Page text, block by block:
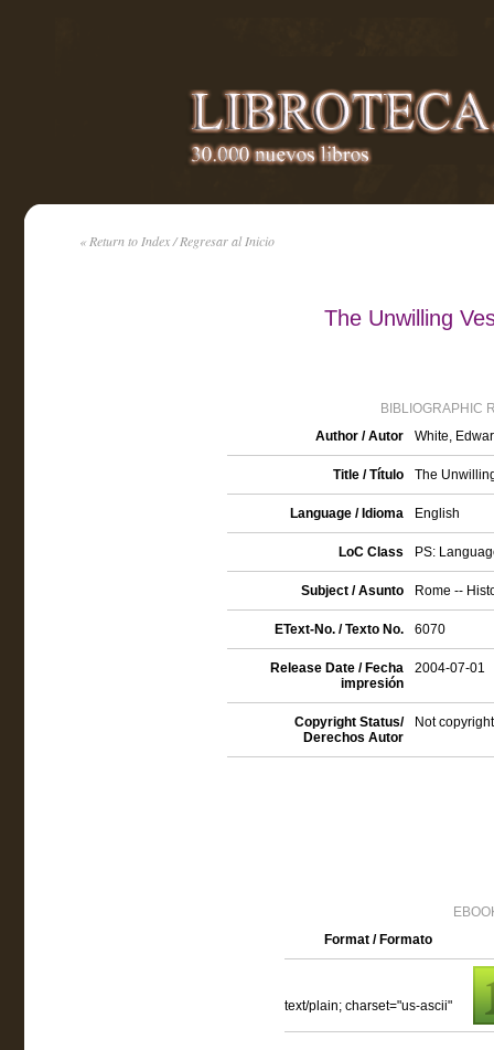
« Return to Index / Regresar al Inicio
The Unwilling
BIBLIOGRAPHIC
Author / Autor
White,
Title / Título The
Language / Idioma English
LoC Class PS:
Subject / Asunto Rome --
EText-No. / Texto No. 6070
Release Date / Fecha
impresión
2004-07-01
Copyright Status/
Derechos Autor
Not
Format / Formato
text/plain; charset="us-ascii"